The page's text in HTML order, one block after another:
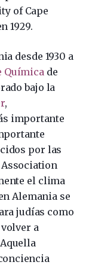
of Cape
1929.
desde 1930 a
Química de
bajo la
,
importante
por las
el clima
Alemania se
judías como
a